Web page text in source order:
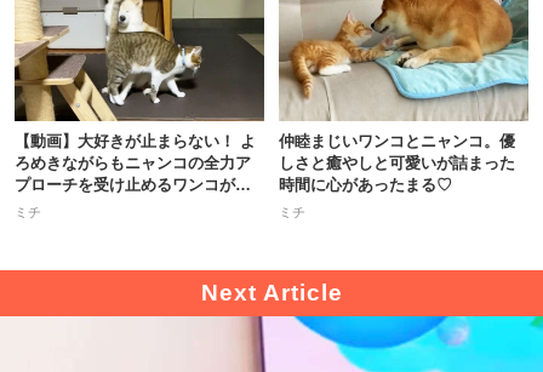
【動画】大好きが止まらない！ よ
ろめきながらもニャンコの全力ア
プローチを受け止めるワンコが尊
い
ミチ
仲睦まじいワンコとニャンコ。優
しさと癒やしと可愛いが詰まった
時間に心があったまる♡
ミチ